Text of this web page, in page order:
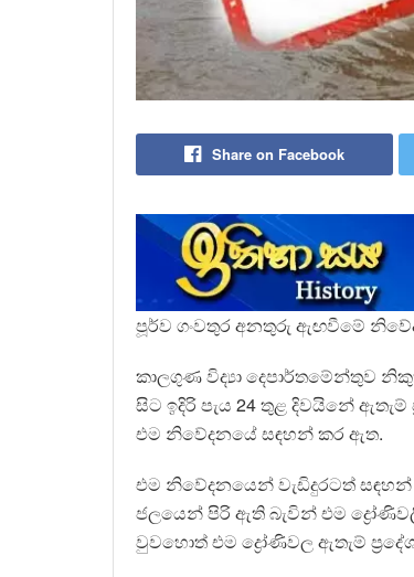
Share on Facebook
පූර්ව ගංවතුර අනතුරු ඇඟවීමේ
කාලගුණ විද්‍යා දෙපාර්තමේන්තුව
සිට ඉදිරි පැය 24 තුළ දිවයිනේ
එම නිවේදනයේ සඳහන් කර ඇත.
එම නිවේදනයෙන් වැඩිදුරටත්
ජලයෙන් පිරි ඇති බැවින් එම
වුවහොත් එම ද්‍රෝණිවල ඇතැම්